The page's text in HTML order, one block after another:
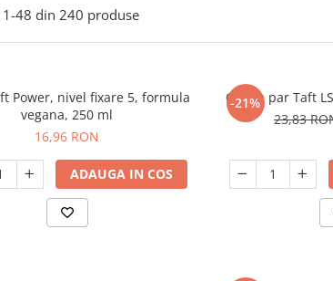
1-48 din 240 produse
Power, nivel fixare 5, formula
vegana, 250 ml
16,96 RON
ADAUGA IN COS
-21%
Gel de par Taft
23,83